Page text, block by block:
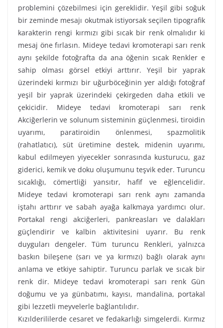
problemini çözebilmesi için gereklidir. Yeşil gibi soğuk
bir zeminde mesajı okutmak istiyorsak seçilen tipografik
karakterin rengi kırmızı gibi sıcak bir renk olmalıdır ki
mesaj öne fırlasın. Mideye tedavi kromoterapi sarı renk
aynı şekilde fotoğrafta da ana öğenin sıcak Renkler e
sahip olması görsel etkiyi arttırır. Yeşil bir yaprak
üzerindeki kırmızı bir uğurböceğinin yer aldığı fotoğraf
yeşil bir yaprak üzerindeki çekirgeden daha etkili ve
çekicidir. Mideye tedavi kromoterapi sarı renk
Akciğerlerin ve solunum sisteminin güçlenmesi, tiroidin
uyarımı, paratiroidin önlenmesi, spazmolitik
(rahatlatıcı), süt üretimine destek, midenin uyarımı,
kabul edilmeyen yiyecekler sonrasında kusturucu, gaz
giderici, kemik ve doku oluşumunu teşvik eder. Turuncu
sıcaklığı, cömertliği yansıtır, hafif ve eğlencelidir.
Mideye tedavi kromoterapi sarı renk aynı zamanda
iştahı arttırır ve sabah ayağa kalkmaya yardımcı olur.
Portakal rengi akciğerleri, pankreasları ve dalakları
güçlendirir ve kalbin aktivitesini uyarır. Bu renk
duyguları dengeler. Tüm turuncu Renkleri, yalnızca
baskın bileşene (sarı ve ya kırmızı) bağlı olarak aynı
anlama ve etkiye sahiptir. Turuncu parlak ve sıcak bir
renk dir. Mideye tedavi kromoterapi sarı renk Gün
doğumu ve ya günbatımı, kayısı, mandalina, portakal
gibi lezzetli meyvelerle bağlantılıdır.
Kızılderililerde cesaret ve fedakarlığı simgelerdi. Kırmız